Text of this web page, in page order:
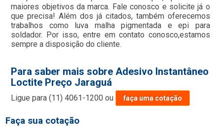
maiores objetivos da marca. Fale conosco e solicite já o
que precisa! Além dos já citados, também oferecemos
trabalhos como luva malha pigmentada e epi para
soldador. Por isso, entre em contato conosco,estamos
sempre a disposição do cliente.
Para saber mais sobre Adesivo Instantâneo
Loctite Preço Jaraguá
Ligue para(11) 4061-1200 ou faça uma cotação
Faça sua cotação